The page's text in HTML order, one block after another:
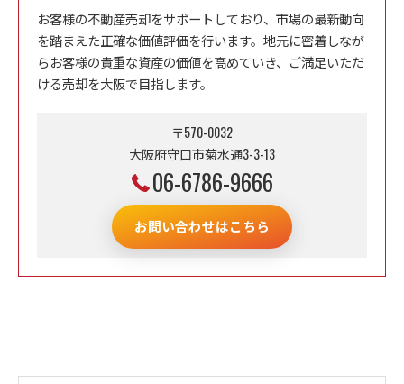
お客様の不動産売却をサポートしており、市場の最新動向
を踏まえた正確な価値評価を行います。地元に密着しなが
らお客様の貴重な資産の価値を高めていき、ご満足いただ
ける売却を大阪で目指します。
〒570-0032
大阪府守口市菊水通3-3-13
06-6786-9666
お問い合わせはこちら